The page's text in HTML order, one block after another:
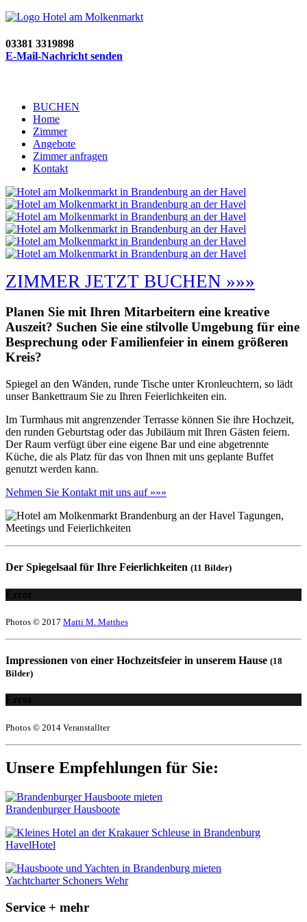
03381 3319898
E-Mail-Nachricht senden
BUCHEN
Home
Zimmer
Angebote
Zimmer anfragen
Kontakt
ZIMMER JETZT BUCHEN »»»
Planen Sie mit Ihren Mitarbeitern eine kreative
Auszeit? Suchen Sie eine stilvolle Umgebung für eine
Besprechung oder Familienfeier in einem größeren
Kreis?
Spiegel an den Wänden, runde Tische unter Kronleuchtern, so lädt
unser Bankettraum Sie zu Ihren Feierlichkeiten ein.
Im Turmhaus mit angrenzender Terrasse können Sie ihre Hochzeit,
den runden Geburtstag oder das Jubiläum mit Ihren Gästen feiern.
Der Raum verfügt über eine eigene Bar und eine abgetrennte
Küche, die als Platz für das von Ihnen mit uns geplante Buffet
genutzt werden kann.
Nehmen Sie Kontakt mit uns auf »»»
Der Spiegelsaal für Ihre Feierlichkeiten (11 Bilder)
Error
Photos © 2017 Matti M. Matthes
Impressionen von einer Hochzeitsfeier in unserem Hause (18
Bilder)
Error
Photos © 2014 Veranstallter
Unsere Empfehlungen für Sie:
Brandenburger Hausboote
HavelHotel
Yachtcharter Schoners Wehr
Service + mehr